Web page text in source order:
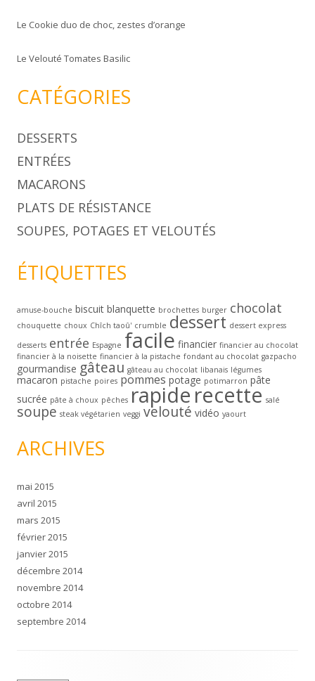
:Le Cookie duo de choc, zestes d’orange
Le Velouté Tomates Basilic
CATÉGORIES
DESSERTS
ENTRÉES
MACARONS
PLATS DE RÉSISTANCE
SOUPES, POTAGES ET VELOUTÉS
ÉTIQUETTES
amuse-bouche biscuit blanquette brochettes burger chocolat
chouquette choux Chîch taoû' crumble dessert dessert express
desserts entrée Espagne facile financier financier au chocolat
financier à la noisette financier à la pistache fondant au chocolat gazpacho
gourmandise gâteau gâteau au chocolat libanais légumes
macaron pistache poires pommes potage potimarron pâte
sucrée pâte à choux pêches rapiderecette salé
soupe steak végétarien veggi velouté vidéo yaourt
ARCHIVES
mai 2015
avril 2015
mars 2015
février 2015
janvier 2015
décembre 2014
novembre 2014
octobre 2014
septembre 2014